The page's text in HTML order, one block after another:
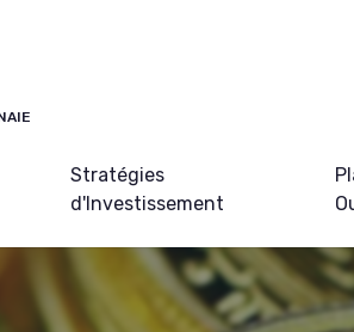
Stratégies
d'Investissement